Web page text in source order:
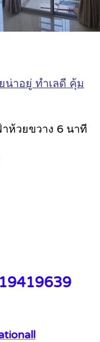
น่าอยู่ ทำเลดี คุ้ม
ห้วยขวาง 6 นาที